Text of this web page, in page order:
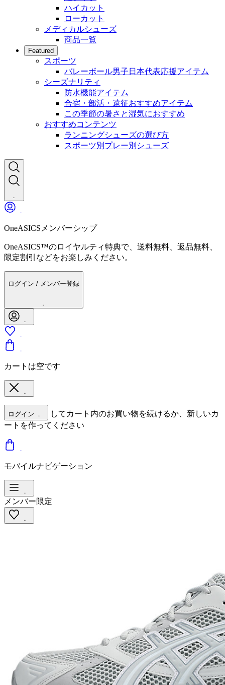
ハイカット
ローカット
メディカルシューズ
商品一覧
Featured
スポーツ
バレーボール男子日本代表応援アイテム
シーズナリティ
防水機能アイテム
合宿・部活・遠征おすすめアイテム
この季節の暑さと湿気におすすめ
おすすめコンテンツ
ランニングシューズの選び方
スポーツ別プレー別シューズ
OneASICSメンバーシップ
OneASICS™のロイヤルティ特典で、送料無料、返品無料、
限定割引などをお楽しみください。
ログイン / メンバー登録
カートは空です
ログイン
してカート内のお買い物を続けるか、新しいカ
ートを作ってください
モバイルナビゲーション
メンバー限定